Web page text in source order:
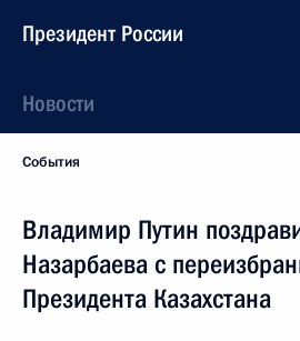
Президент России
Новости
События
Владимир Путин
Назарбаева с
Президента Казахстана